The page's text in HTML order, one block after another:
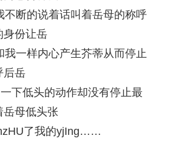
断的说着话叫着岳母的称呼
身份让岳
一样内心产生芥蒂从而停止
后岳
下低头的动作却没有停止最
岳母低头张
了我的yjIng……